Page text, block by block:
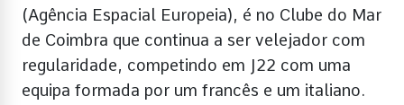
(Agência Espacial Europeia), é no Clube do Mar
de Coimbra que continua a ser velejador com
regularidade, competindo em J22 com uma
equipa formada por um francês e um italiano.